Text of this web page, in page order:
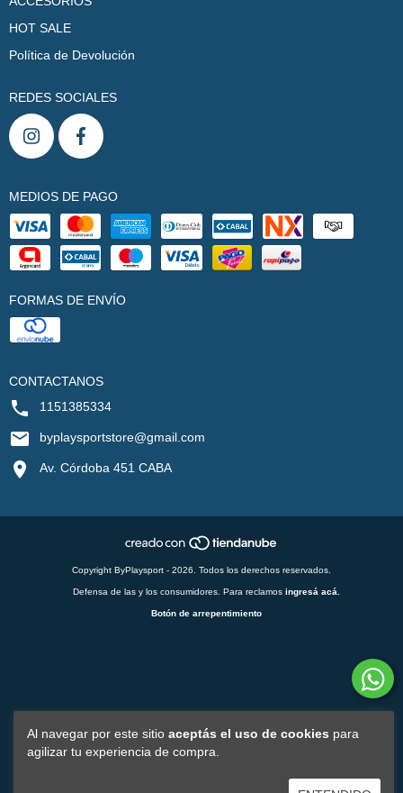
Al navegar por este sitio aceptás el uso de cookies para
agilizar tu experiencia de compra.
HOT SALE
Política de Devolución
REDES SOCIALES
MEDIOS DE PAGO
FORMAS DE ENVÍO
CONTACTANOS
1151385334
byplaysportstore@gmail.com
Av. Córdoba 451 CABA
Copyright ByPlaysport - 2026. Todos los derechos reservados.
Defensa de las y los consumidores. Para reclamos ingresá acá.
Botón de arrepentimiento